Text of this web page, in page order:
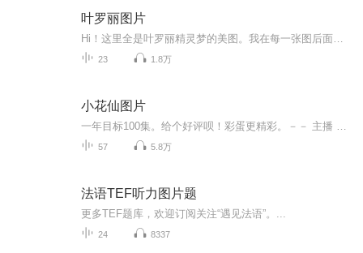
叶罗丽图片
23 1.8万
小花仙图片
57 5.8万
法语TEF听力图片题
更多TEF题库，欢迎订阅关注“遇见法语”。...
24 8337